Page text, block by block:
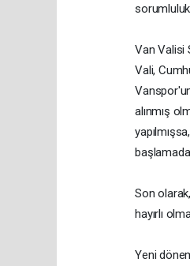
Van Valisi
Vali,
alınmış
Son
hayırlı
Yeni